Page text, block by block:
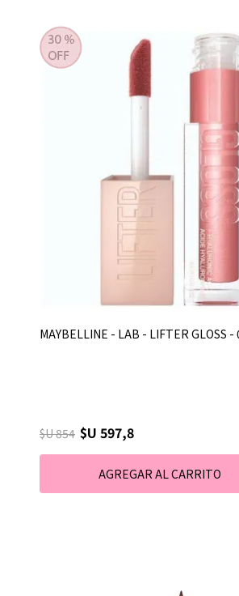
MAYBELLINE - LAB - LIFTER GLOSS -
$U 854 $U 597,8